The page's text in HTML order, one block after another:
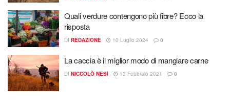
Quali verdure contengono più fibre? Ecco la
risposta
DI REDAZIONE 10 Luglio 2024 0
La caccia è il miglior modo di mangiare carne
DI NICCOLÒ NESI 13 Febbraio 2021 0